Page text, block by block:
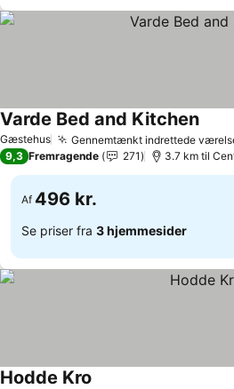
Gæstehus Gennemtænkt indrettede
Varde Bed and KitchenSe
9,3 Fremragende 271 3.7 km til
Af 496 kr.
Se priser fra 3 hjemmesider
Hodde Kro